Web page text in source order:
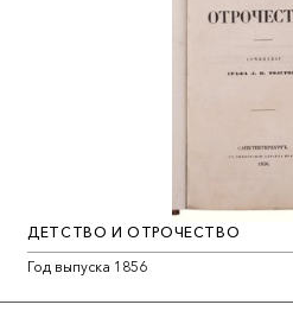
ДЕТСТВО И ОТРОЧЕСТВО
Год выпуска 1856